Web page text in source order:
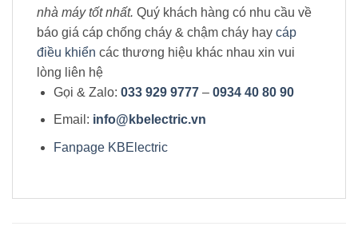
nhà máy tốt nhất. Quý khách hàng có nhu cầu về
báo giá cáp chống cháy & chậm cháy hay cáp
điều khiển các thương hiệu khác nhau xin vui
lòng liên hệ
Gọi & Zalo: 033 929 9777 – 0934 40 80 90
Email: info@kbelectric.vn
Fanpage KBElectric